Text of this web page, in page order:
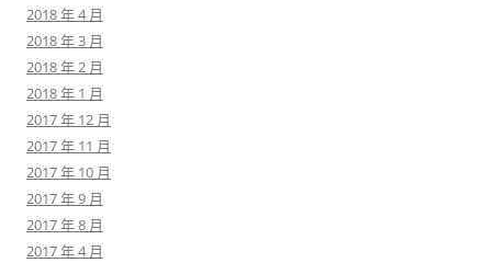
2018 年 4 月
2018 年 3 月
2018 年 2 月
2018 年 1 月
2017 年 12 月
2017 年 11 月
2017 年 10 月
2017 年 9 月
2017 年 8 月
2017 年 4 月